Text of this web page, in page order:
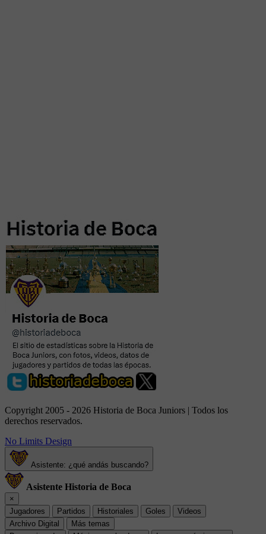
Copyright 2005 - 2026 Historia de Boca Juniors | Todos los
derechos reservados.
No Limits Design
Asistente: ¿qué andás buscando?
Asistente Historia de Boca
×
Jugadores
Partidos Historiales Goles
Videos
Archivo Digital
Más temas